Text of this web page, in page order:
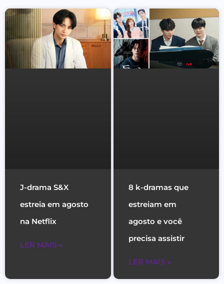
J-drama S&X
estreia em agosto
na Netflix
LER MAIS »
8 k-dramas que
estreiam em
agosto e você
precisa assistir
LER MAIS »